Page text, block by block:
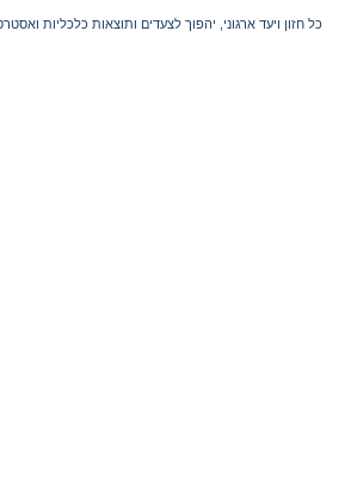
כל חזון ויעד ארגוני, יהפוך לצעדים ותוצאות כלכליות